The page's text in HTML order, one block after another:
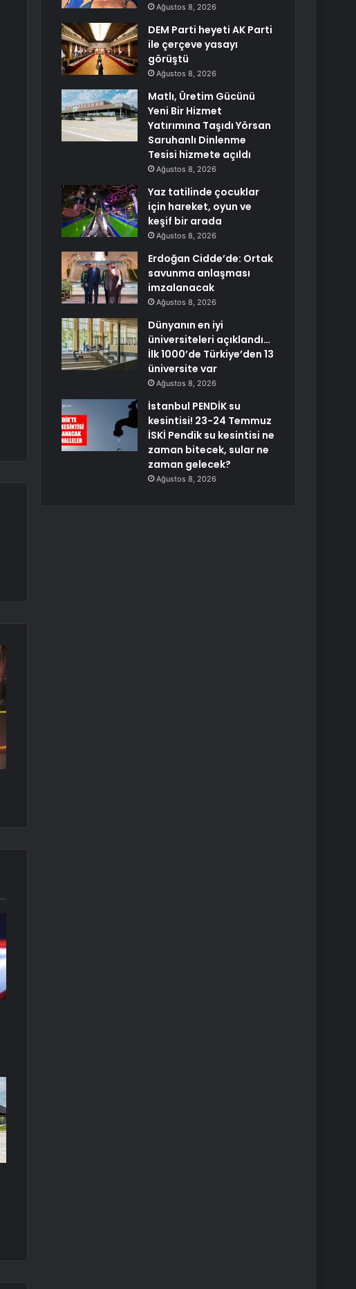
Ağustos 8, 2026
DEM Parti heyeti AK Parti
ile çerçeve yasayı
görüştü
Ağustos 8, 2026
Matlı, Üretim Gücünü
Yeni Bir Hizmet
Yatırımına Taşıdı Yörsan
Saruhanlı Dinlenme
Tesisi hizmete açıldı
Ağustos 8, 2026
Yaz tatilinde çocuklar
için hareket, oyun ve
keşif bir arada
Ağustos 8, 2026
Erdoğan Cidde’de: Ortak
savunma anlaşması
imzalanacak
Ağustos 8, 2026
Dünyanın en iyi
üniversiteleri açıklandı…
İlk 1000’de Türkiye’den 13
üniversite var
Ağustos 8, 2026
İstanbul PENDİK su
kesintisi! 23-24 Temmuz
İSKİ Pendik su kesintisi ne
zaman bitecek, sular ne
zaman gelecek?
Ağustos 8, 2026